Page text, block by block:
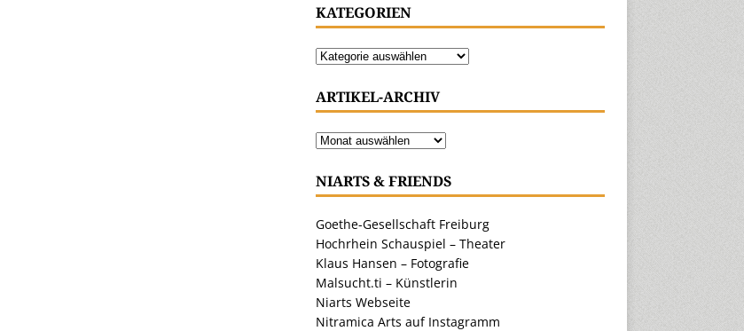
KATEGORIEN
ARTIKEL-ARCHIV
NIARTS & FRIENDS
Goethe-Gesellschaft Freiburg
Hochrhein Schauspiel – Theater
Klaus Hansen – Fotografie
Malsucht.ti – Künstlerin
Niarts Webseite
Nitramica Arts auf Instagramm